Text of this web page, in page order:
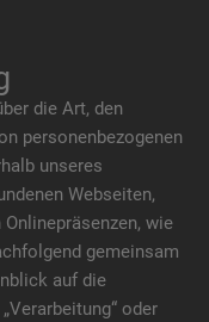
die Art, den
personenbezogenen
unseres
Webseiten,
wie
gemeinsam
auf die
oder